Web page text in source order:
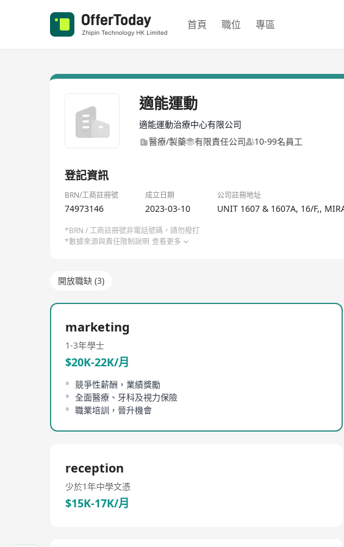
首頁 職位 專區
適能運動
適能運動治療中心有限公司
醫療/製藥
有限責任公司 10-99名員工
登記資訊
BRN/工商註冊號 成立日期 公司註冊地址
74973146 2023-03-10 UNIT 1607 & 1607A, 16/F,,
*BRN / 工商註冊號非電話號碼，請勿撥打
*數據來源與責任限制說明 查看更多
開放職缺 (3)
marketing
1-3年學士
$20K-22K/月
競爭性薪酬，業績獎勵
全面醫療、牙科及視力保險
職業培訓，晉升機會
reception
少於1年中學文憑
$15K-17K/月